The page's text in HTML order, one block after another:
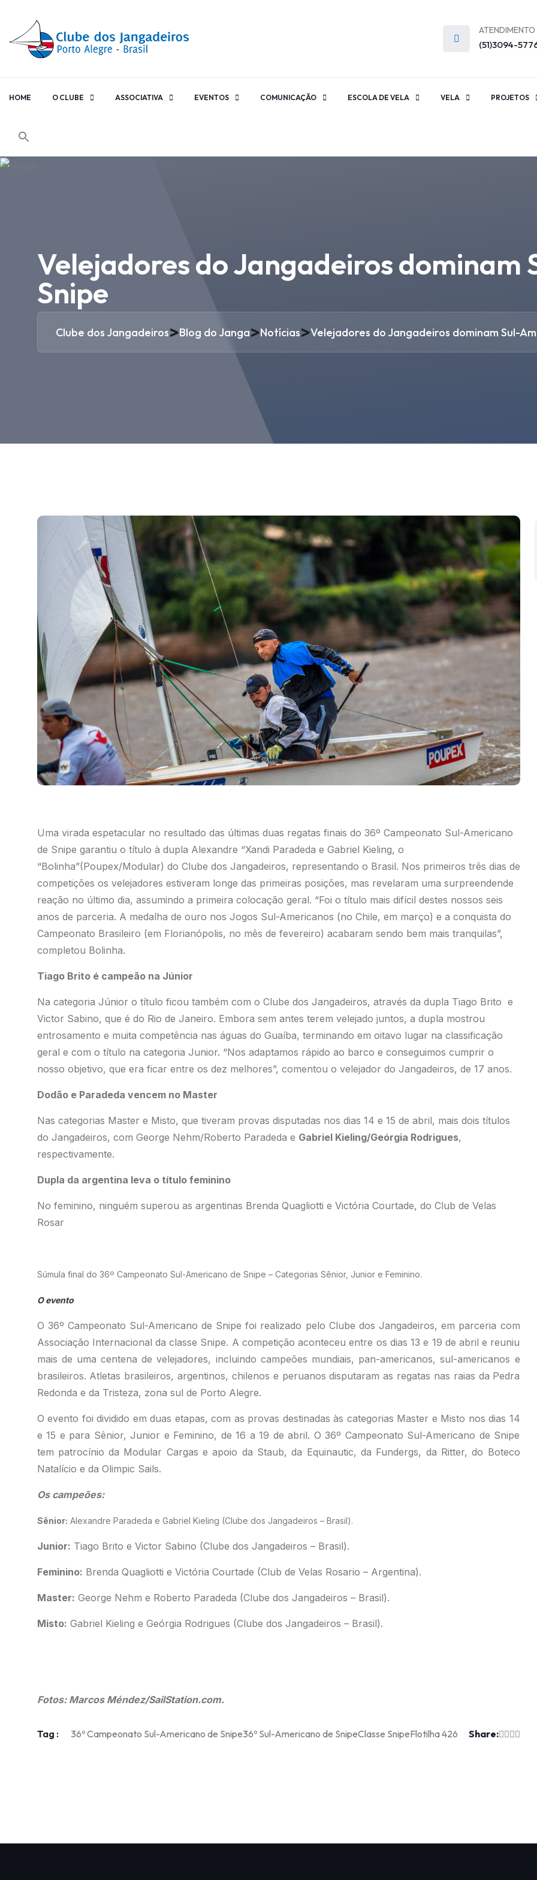
ATENDIMENTO
(51)3094-
HOME O CLUBE ASSOCIATIVA EVENTOS COMUNICAÇÃO ESCOLA DE VELA VELA PROJETOS
Velejadores do Jangadeiros dominam
Snipe
Clube dos Jangadeiros>Blog do Janga>Notícias>Velejadores do Jangadeiros dominam Sul-
Uma virada espetacular no resultado das últimas duas regatas finais do 36º Campeonato Sul-Americano
de Snipe garantiu o título à dupla Alexandre “Xandi Paradeda e Gabriel Kieling, o
“Bolinha”(Poupex/Modular) do Clube dos Jangadeiros, representando o Brasil. Nos primeiros três dias de
competições os velejadores estiveram longe das primeiras posições, mas revelaram uma surpreendende
reação no último dia, assumindo a primeira colocação geral. “Foi o título mais difícil destes nossos seis
anos de parceria. A medalha de ouro nos Jogos Sul-Americanos (no Chile, em março) e a conquista do
Campeonato Brasileiro (em Florianópolis, no mês de fevereiro) acabaram sendo bem mais tranquilas”,
completou Bolinha.
Tiago Brito é campeão na Júnior
Na categoria Júnior o título ficou também com o Clube dos Jangadeiros, através da dupla Tiago Brito e
Victor Sabino, que é do Rio de Janeiro. Embora sem antes terem velejado juntos, a dupla mostrou
entrosamento e muita competência nas águas do Guaíba, terminando em oitavo lugar na classificação
geral e com o título na categoria Junior. “Nos adaptamos rápido ao barco e conseguimos cumprir o
nosso objetivo, que era ficar entre os dez melhores”, comentou o velejador do Jangadeiros, de 17 anos.
Dodão e Paradeda vencem no Master
Nas categorias Master e Misto, que tiveram provas disputadas nos dias 14 e 15 de abril, mais dois títulos
do Jangadeiros, com George Nehm/Roberto Paradeda e Gabriel Kieling/Geórgia Rodrigues,
respectivamente.
Dupla da argentina leva o título feminino
No feminino, ninguém superou as argentinas Brenda Quagliotti e Victória Courtade, do Club de Velas
Rosar
Súmula final do 36º Campeonato Sul-Americano de Snipe – Categorias Sênior, Junior e Feminino.
O evento
O 36º Campeonato Sul-Americano de Snipe foi realizado pelo Clube dos Jangadeiros, em parceria com
Associação Internacional da classe Snipe. A competição aconteceu entre os dias 13 e 19 de abril e reuniu
mais de uma centena de velejadores, incluindo campeões mundiais, pan-americanos, sul-americanos e
brasileiros. Atletas brasileiros, argentinos, chilenos e peruanos disputaram as regatas nas raias da Pedra
Redonda e da Tristeza, zona sul de Porto Alegre.
O evento foi dividido em duas etapas, com as provas destinadas às categorias Master e Misto nos dias 14
e 15 e para Sênior, Junior e Feminino, de 16 a 19 de abril. O 36º Campeonato Sul-Americano de Snipe
tem patrocínio da Modular Cargas e apoio da Staub, da Equinautic, da Fundergs, da Ritter, do Boteco
Natalício e da Olimpic Sails.
Os campeões:
Sênior: Alexandre Paradeda e Gabriel Kieling (Clube dos Jangadeiros – Brasil).
Junior: Tiago Brito e Victor Sabino (Clube dos Jangadeiros – Brasil).
Feminino: Brenda Quagliotti e Victória Courtade (Club de Velas Rosario – Argentina).
Master: George Nehm e Roberto Paradeda (Clube dos Jangadeiros – Brasil).
Misto: Gabriel Kieling e Geórgia Rodrigues (Clube dos Jangadeiros – Brasil).
Fotos: Marcos Méndez/SailStation.com.
Tag : 36º Campeonato Sul-Americano de Snipe36º Sul-Americano de SnipeClasse SnipeFlotilha 426 Share: